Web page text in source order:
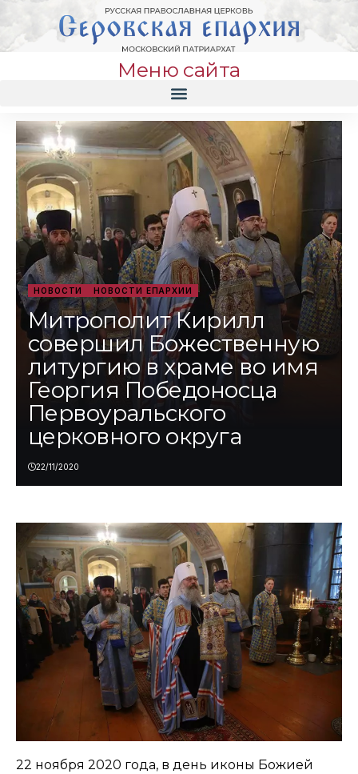
Меню сайта
НОВОСТИ НОВОСТИ ЕПАРХИИ
Митрополит Кирилл
совершил Божественную
литургию в храме во имя
Георгия Победоносца
Первоуральского
церковного округа
22/11/2020
22 ноября 2020 года, в день иконы Божией